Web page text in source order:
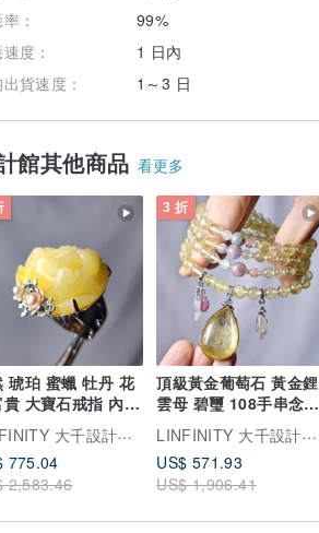
：
99%
度：
1 日內
貨速度：
1～3 日
館其他商品 看更多
琥珀 蜜蠟 牡丹 花
貴 大寶石戒指 內徑
單品 禮物
LINFINITY 大千設計無限創藝
775.04
2,583.46
3 折
頂級黃金葡萄石 黃金鋰
雲母 碧璽 108手串念珠
6.6mm 單品 禮物
LINFINITY 大千設計無限創藝
US$ 571.93
US$ 1,906.41